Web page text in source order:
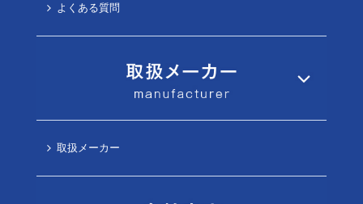
よくある質問
取扱メーカー